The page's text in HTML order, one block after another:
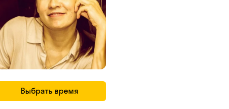
Выбрать время